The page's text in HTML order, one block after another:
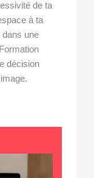
de ta
à ta
dans une
décision